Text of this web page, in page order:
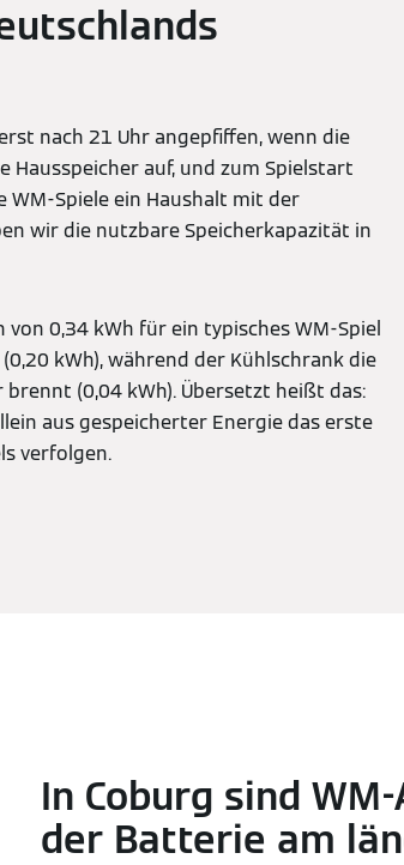
nach 21 Uhr angepfiffen, wenn die
Hausspeicher auf, und zum Spielstart
WM-Spiele ein Haushalt mit der
wir die nutzbare Speicherkapazität in
0,34 kWh für ein typisches WM-Spiel
kWh), während der Kühlschrank die
(0,04 kWh). Übersetzt heißt das:
aus gespeicherter Energie das erste
verfolgen.
In Coburg sind
der Batterie am